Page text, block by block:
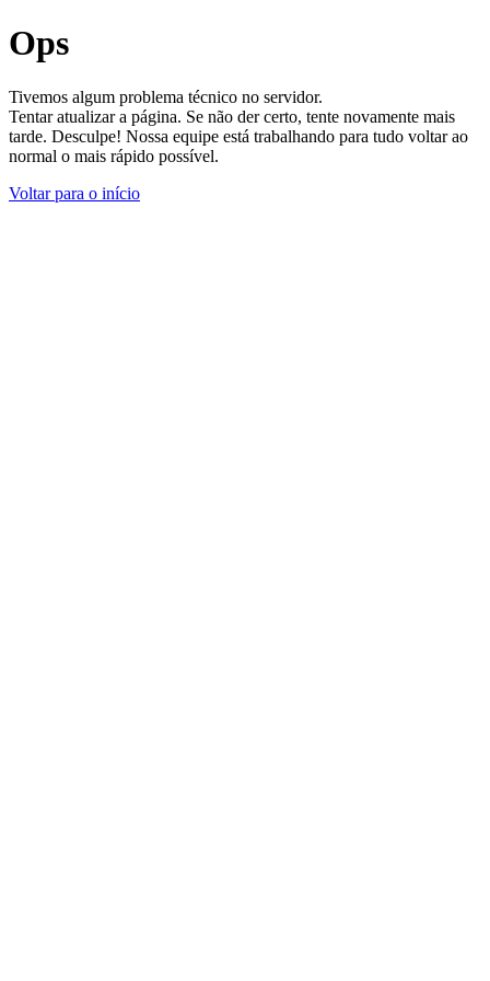
Ops
Tivemos algum problema técnico no servidor.
Tentar atualizar a página. Se não der certo, tente novamente mais
tarde. Desculpe! Nossa equipe está trabalhando para tudo voltar ao
normal o mais rápido possível.
Voltar para o início